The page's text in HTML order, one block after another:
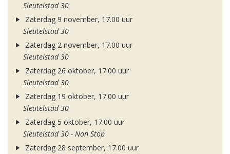
Sleutelstad 30
Zaterdag 9 november, 17.00 uur
Sleutelstad 30
Zaterdag 2 november, 17.00 uur
Sleutelstad 30
Zaterdag 26 oktober, 17.00 uur
Sleutelstad 30
Zaterdag 19 oktober, 17.00 uur
Sleutelstad 30
Zaterdag 5 oktober, 17.00 uur
Sleutelstad 30 - Non Stop
Zaterdag 28 september, 17.00 uur